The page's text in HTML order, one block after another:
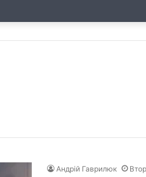
Андрій Гаврилюк